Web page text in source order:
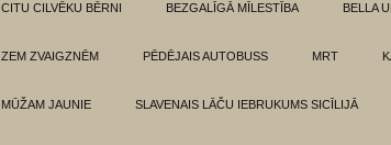
CITU CILVĒKU BĒRNI BEZGALĪGĀ MĪLESTĪBA BELLA
ZEM ZVAIGZNĒM PĒDĒJAIS AUTOBUSS MRT
MŪŽAM JAUNIE SLAVENAIS LĀČU IEBRUKUMS SICĪLIJĀ